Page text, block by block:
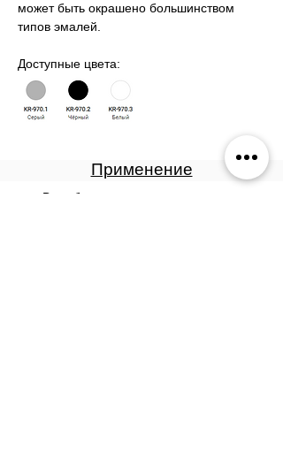
может быть окрашено большинством
типов эмалей.
Доступные цвета:
Применение
Во избежание попадания следов